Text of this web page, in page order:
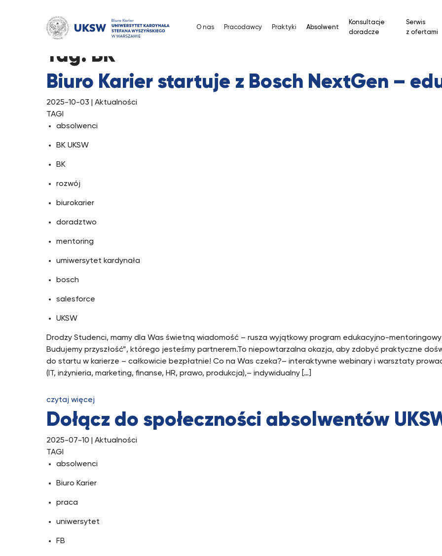
O nas Pracodawcy Praktyki Absolwent
Konsultacje
doradcze
Serwis
z ofertami
Tag: BK
Biuro Karier startuje z Bosch NextGen –
2025-10-03 | Aktualności
TAGI
absolwenci
BK UKSW
BK
rozwój
biurokarier
doradztwo
mentoring
umiwersytet kardynała
bosch
salesforce
UKSW
Drodzy Studenci, mamy dla Was świetną wiadomość – rusza wyjątkowy program edukacyjno-
Budujemy przyszłość”, którego jesteśmy partnerem.To niepowtarzalna okazja, aby zdobyć praktyczne
do startu w karierze – całkowicie bezpłatnie! Co na Was czeka?– interaktywne webinary i warsztaty
(IT, inżynieria, marketing, finanse, HR, prawo, produkcja),– indywidualny […]
czytaj więcej
Dołącz do społeczności absolwentów
2025-07-10 | Aktualności
TAGI
absolwenci
Biuro Karier
praca
uniwersytet
FB